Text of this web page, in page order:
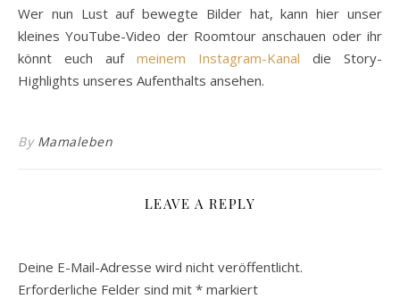
Wer nun Lust auf bewegte Bilder hat, kann hier unser
kleines YouTube-Video der Roomtour anschauen oder ihr
könnt euch auf meinem Instagram-Kanal die Story-
Highlights unseres Aufenthalts ansehen.
By Mamaleben
LEAVE A REPLY
Deine E-Mail-Adresse wird nicht veröffentlicht.
Erforderliche Felder sind mit * markiert